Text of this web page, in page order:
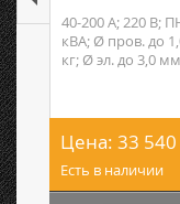
40-200 А; 220 В;
кВА; Ø пров. до
кг; Ø эл. до 3,0
Цена: 33 540
Есть в наличии